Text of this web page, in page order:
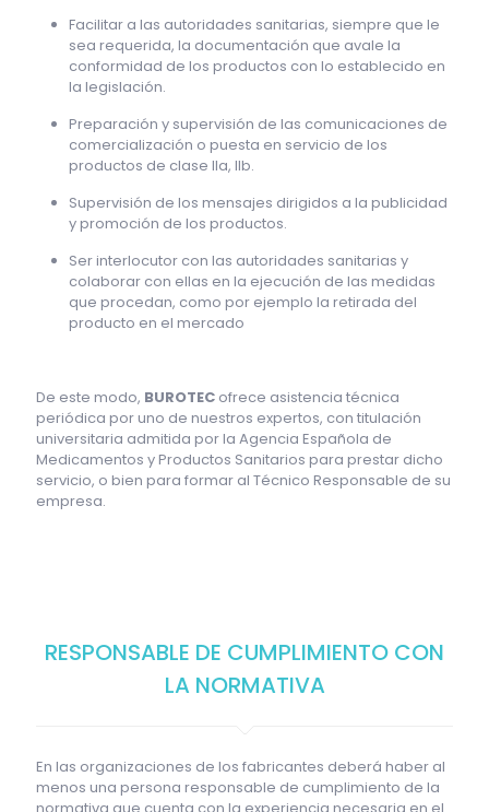
Facilitar a las autoridades sanitarias, siempre que le
sea requerida, la documentación que avale la
conformidad de los productos con lo establecido en
la legislación.
Preparación y supervisión de las comunicaciones de
comercialización o puesta en servicio de los
productos de clase IIa, IIb.
Supervisión de los mensajes dirigidos a la publicidad
y promoción de los productos.
Ser interlocutor con las autoridades sanitarias y
colaborar con ellas en la ejecución de las medidas
que procedan, como por ejemplo la retirada del
producto en el mercado
De este modo, BUROTEC ofrece asistencia técnica
periódica por uno de nuestros expertos, con titulación
universitaria admitida por la Agencia Española de
Medicamentos y Productos Sanitarios para prestar dicho
servicio, o bien para formar al Técnico Responsable de su
empresa.
RESPONSABLE DE CUMPLIMIENTO CON
LA NORMATIVA
En las organizaciones de los fabricantes deberá haber al
menos una persona responsable de cumplimiento de la